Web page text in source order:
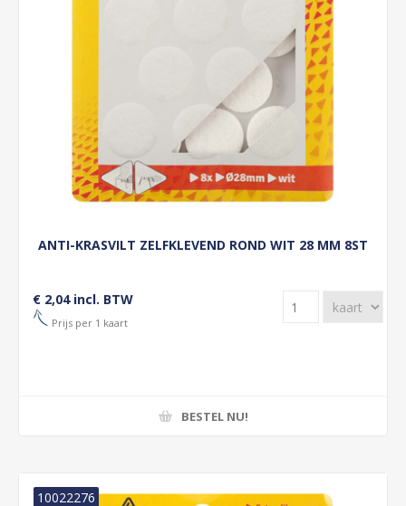
ANTI-KRASVILT ZELFKLEVEND ROND WIT 28 MM 8ST
€ 2,04 incl. BTW
Prijs per 1 kaart
BESTEL NU!
10022276